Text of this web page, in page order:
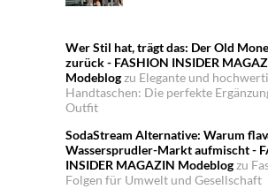
Wer Stil hat, trägt das: Der Old
zurück - FASHION INSIDER
Modeblogzu Elegante und
Handtaschen: Die perfekte
Outfit
SodaStream Alternative: Warum
Wassersprudler-Markt aufmischt -
INSIDER MAGAZIN Modeblogzu
Folgen für Umwelt und Gesellschaft